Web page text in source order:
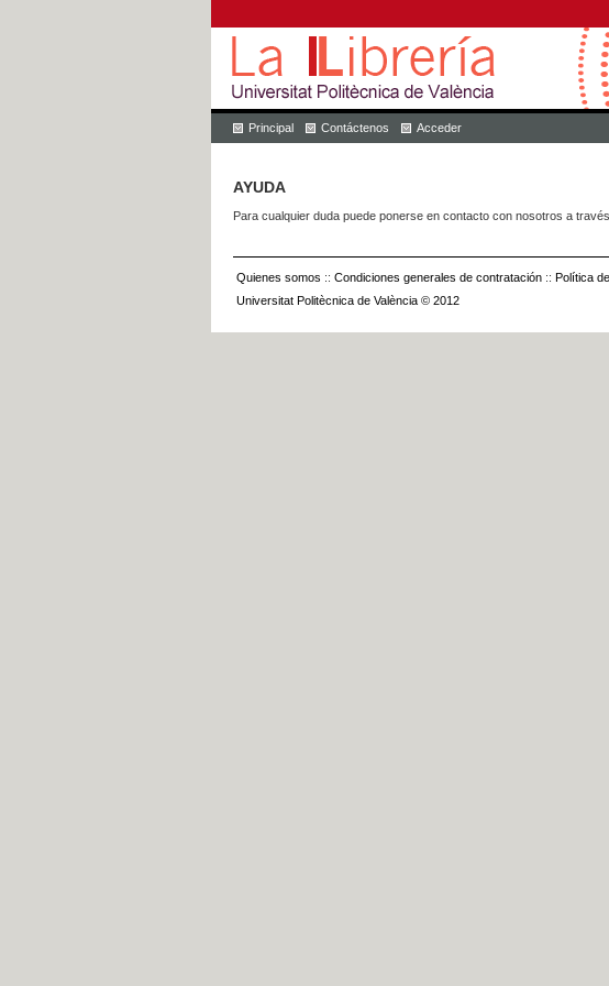
Principal Contáctenos Acceder
AYUDA
Para cualquier duda puede ponerse en contacto con nosotros a
Quienes somos :: Condiciones generales de contratación :: Política
Universitat Politècnica de València © 2012